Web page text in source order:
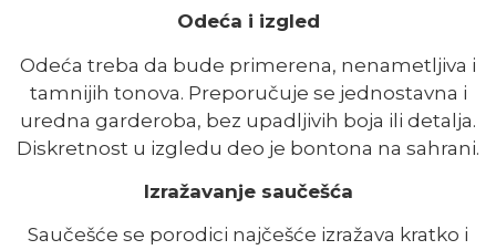
Odeća i izgled
Odeća treba da bude primerena, nenametljiva i
tamnijih tonova. Preporučuje se jednostavna i
uredna garderoba, bez upadljivih boja ili detalja.
Diskretnost u izgledu deo je bontona na sahrani.
Izražavanje saučešća
Saučešće se porodici najčešće izražava kratko i